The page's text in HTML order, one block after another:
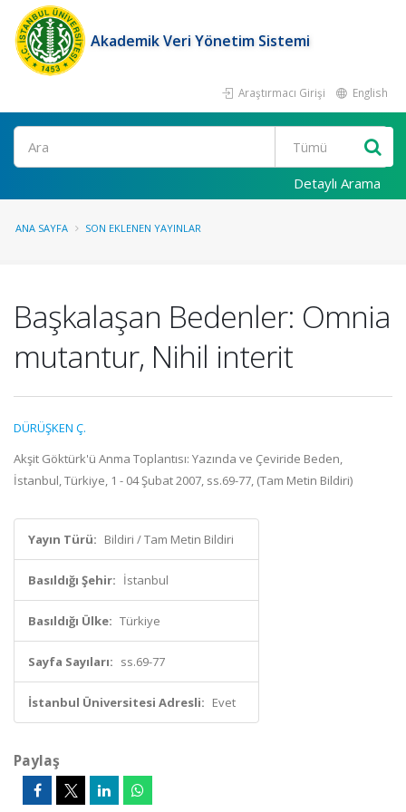
Akademik Veri Yönetim Sistemi
Araştırmacı Girişi English
Ara
Detaylı Arama
ANA SAYFA SON EKLENEN YAYINLAR
Başkalaşan Bedenler: Omnia
mutantur, Nihil interit
DÜRÜŞKEN Ç.
Akşit Göktürk'ü Anma Toplantısı: Yazında ve Çeviride Beden,
İstanbul, Türkiye, 1 - 04 Şubat 2007, ss.69-77, (Tam Metin Bildiri)
Yayın Türü: Bildiri / Tam Metin Bildiri
Basıldığı Şehir: İstanbul
Basıldığı Ülke: Türkiye
Sayfa Sayıları: ss.69-77
İstanbul Üniversitesi Adresli: Evet
Paylaş